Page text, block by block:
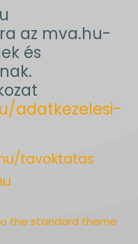
az mva.hu-
és
adatkezelesi-
tavoktatas
the standard theme